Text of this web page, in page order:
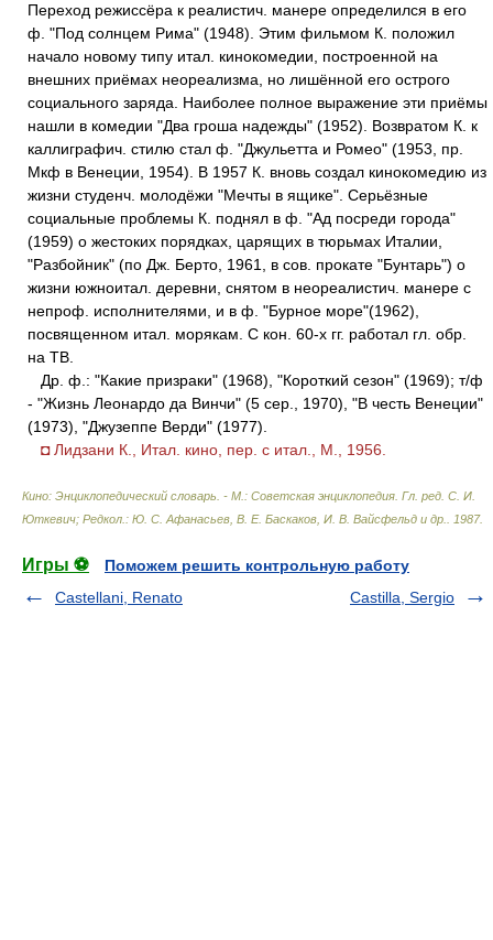
Переход режиссёра к реалистич. манере определился в его
ф. "Под солнцем Рима" (1948). Этим фильмом К. положил
начало новому типу итал. кинокомедии, построенной на
внешних приёмах неореализма, но лишённой его острого
социального заряда. Наиболее полное выражение эти приёмы
нашли в комедии "Два гроша надежды" (1952). Возвратом К. к
каллиграфич. стилю стал ф. "Джульетта и Ромео" (1953, пр.
Мкф в Венеции, 1954). В 1957 К. вновь создал кинокомедию из
жизни студенч. молодёжи "Мечты в ящике". Серьёзные
социальные проблемы К. поднял в ф. "Ад посреди города"
(1959) о жестоких порядках, царящих в тюрьмах Италии,
"Разбойник" (по Дж. Берто, 1961, в сов. прокате "Бунтарь") о
жизни южноитал. деревни, снятом в неореалистич. манере с
непроф. исполнителями, и в ф. "Бурное море"(1962),
посвященном итал. морякам. С кон. 60-х гг. работал гл. обр.
на ТВ.
Др. ф.: "Какие призраки" (1968), "Короткий сезон" (1969); т/ф
- "Жизнь Леонардо да Винчи" (5 сер., 1970), "В честь Венеции"
(1973), "Джузеппе Верди" (1977).
◘ Лидзани К., Итал. кино, пер. с итал., М., 1956.
Кино: Энциклопедический словарь. - М.: Советская энциклопедия Гл. ред. С. И.
Юткевич; Редкол.: Ю. С. Афанасьев, В. Е. Баскаков, И. В. Вайсфельд и др.
1987.
Игры ⚽
Поможем решить контрольную работу
Castellani, Renato
Castilla, Sergio